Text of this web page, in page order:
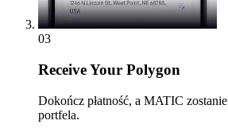
03
ReceiveYour Polygon
Dokończ płatność, a MATIC
portfela.